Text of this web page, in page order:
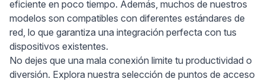
eficiente en poco tiempo. Además, muchos de nuestros
modelos son compatibles con diferentes estándares de
red, lo que garantiza una integración perfecta con tus
dispositivos existentes.
No dejes que una mala conexión limite tu productividad o
diversión. Explora nuestra selección de puntos de acceso